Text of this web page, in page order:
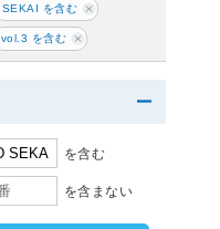
SEKAI を含む
vol.3 を含む
を含む
を含まない